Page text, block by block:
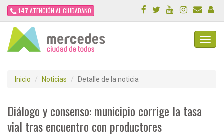
147 ATENCIÓN AL CIUDADANO
Inicio Noticias Detalle de la noticia
Diálogo y consenso: municipio corrige la tasa
vial tras encuentro con productores